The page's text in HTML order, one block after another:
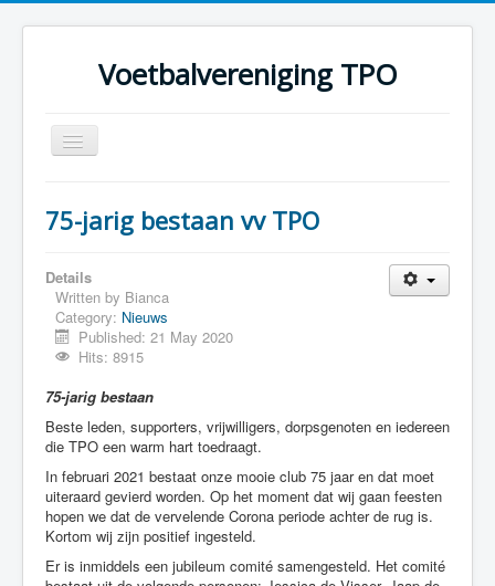
Voetbalvereniging TPO
Toggle
Navigation
Over TPO
Teams
Foto's
Sponsoring
75-jarig bestaan vv TPO
Details
Written by Bianca
Category: Nieuws
Published: 21 May 2020
Hits: 8915
75-jarig bestaan
Beste leden, supporters, vrijwilligers, dorpsgenoten en iedereen
die TPO een warm hart toedraagt.
In februari 2021 bestaat onze mooie club 75 jaar en dat moet
uiteraard gevierd worden. Op het moment dat wij gaan feesten
hopen we dat de vervelende Corona periode achter de rug is.
Kortom wij zijn positief ingesteld.
Er is inmiddels een jubileum comité samengesteld. Het comité